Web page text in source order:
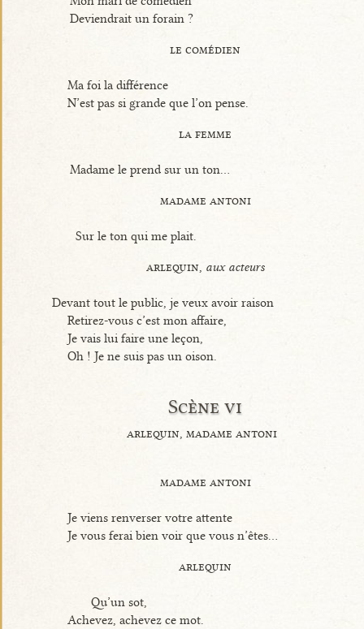
Deviendrait un forain ?
le comédien
Ma foi la différence
N’est pas si grande que l’on pense.
la femme
Madame le prend sur un ton...
madame antoni
Sur le ton qui me plait.
arlequin, aux acteurs
Devant tout le public, je veux avoir raison
Retirez-vous c’est mon affaire,
Je vais lui faire une leçon,
Oh ! Je ne suis pas un oison.
Scène vi
arlequin, madame antoni
madame antoni
Je viens renverser votre attente
Je vous ferai bien voir que vous n’êtes...
arlequin
Qu’un sot,
Achevez, achevez ce mot.